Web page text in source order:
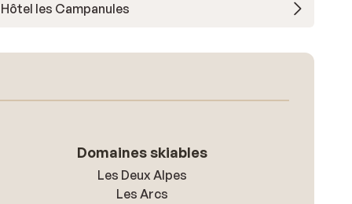
Hôtel les Campanules
Domaines skiables
Les Deux Alpes
Les Arcs